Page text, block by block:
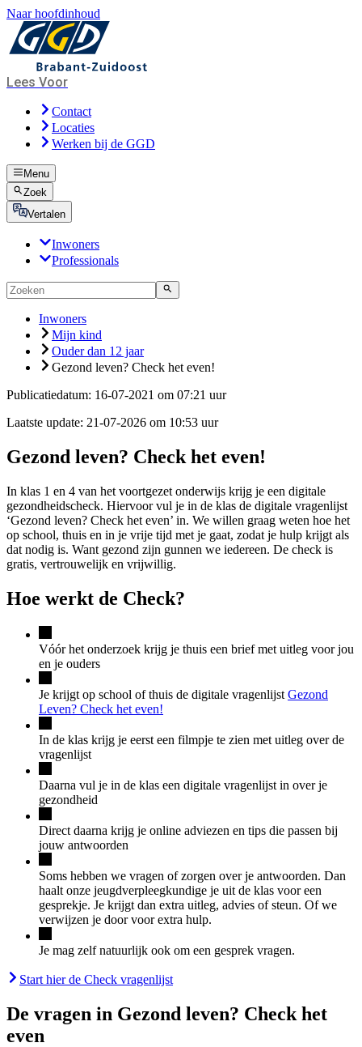
Naar hoofdinhoud
Lees Voor
Contact
Locaties
Werken bij de GGD
Menu
Zoek
Vertalen
Inwoners
Professionals
Inwoners
Mijn kind
Ouder dan 12 jaar
Gezond leven? Check het even!
Publicatiedatum: 16-07-2021 om 07:21 uur
Laatste update: 21-07-2026 om 10:53 uur
Gezond leven? Check het even!
In klas 1 en 4 van het voortgezet onderwijs krijg je een digitale
gezondheidscheck. Hiervoor vul je in de klas de digitale vragenlijst
‘Gezond leven? Check het even’ in. We willen graag weten hoe het
op school, thuis en in je vrije tijd met je gaat, zodat je hulp krijgt als
dat nodig is. Want gezond zijn gunnen we iedereen. De check is
gratis, vertrouwelijk en vrijwillig.
Hoe werkt de Check?
Vóór het onderzoek krijg je thuis een brief met uitleg voor jou
en je ouders
Je krijgt op school of thuis de digitale vragenlijst Gezond
Leven? Check het even!
In de klas krijg je eerst een filmpje te zien met uitleg over de
vragenlijst
Daarna vul je in de klas een digitale vragenlijst in over je
gezondheid
Direct daarna krijg je online adviezen en tips die passen bij
jouw antwoorden
Soms hebben we vragen of zorgen over je antwoorden. Dan
haalt onze jeugdverpleegkundige je uit de klas voor een
gesprekje. Je krijgt dan extra uitleg, advies of steun. Of we
verwijzen je door voor extra hulp.
Je mag zelf natuurlijk ook om een gesprek vragen.
Start hier de Check vragenlijst
De vragen in Gezond leven? Check het
even